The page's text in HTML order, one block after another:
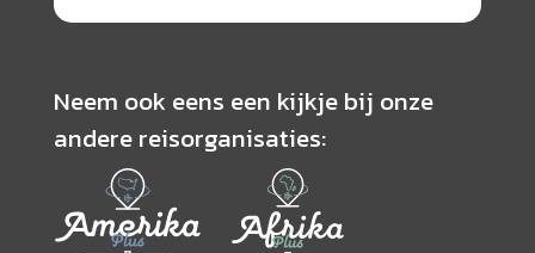
Neem ook eens een kijkje bij onze
andere reisorganisaties: